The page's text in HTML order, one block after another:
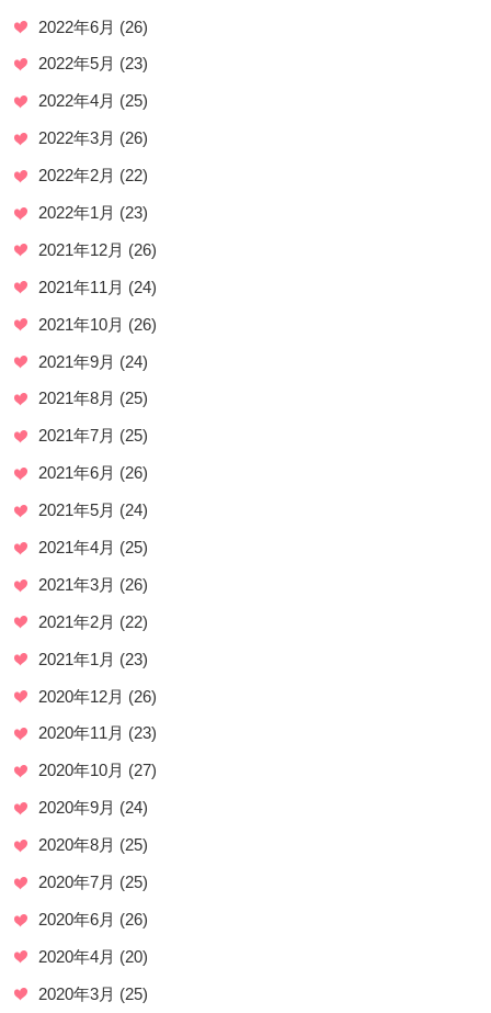
2022年6月 (26)
2022年5月 (23)
2022年4月 (25)
2022年3月 (26)
2022年2月 (22)
2022年1月 (23)
2021年12月 (26)
2021年11月 (24)
2021年10月 (26)
2021年9月 (24)
2021年8月 (25)
2021年7月 (25)
2021年6月 (26)
2021年5月 (24)
2021年4月 (25)
2021年3月 (26)
2021年2月 (22)
2021年1月 (23)
2020年12月 (26)
2020年11月 (23)
2020年10月 (27)
2020年9月 (24)
2020年8月 (25)
2020年7月 (25)
2020年6月 (26)
2020年4月 (20)
2020年3月 (25)